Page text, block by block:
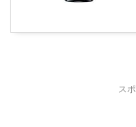
ス